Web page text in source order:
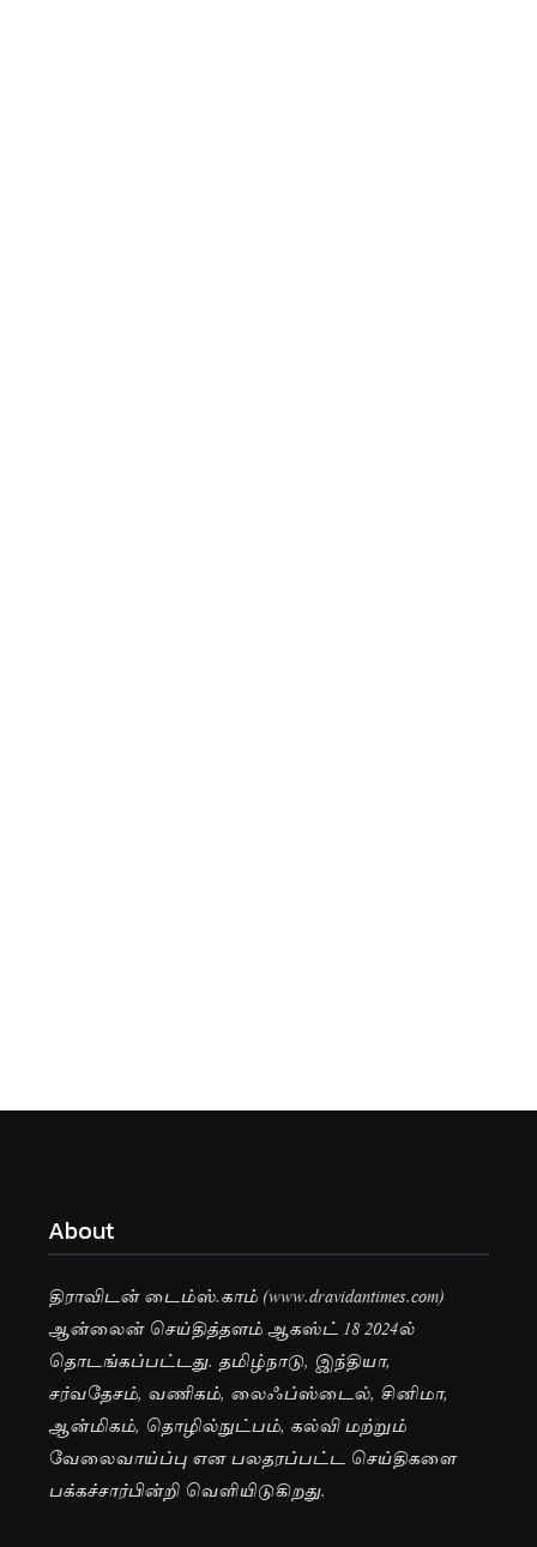
About
திராவிடன் டைம்ஸ்.காம் (www.dravidantimes.com)
ஆன்லைன் செய்தித்தளம் ஆகஸ்ட் 18 2024ல்
தொடங்கப்பட்டது. தமிழ்நாடு, இந்தியா,
சர்வதேசம், வணிகம், லைஃப்ஸ்டைல், சினிமா,
ஆன்மிகம், தொழில்நுட்பம், கல்வி மற்றும்
வேலைவாய்ப்பு என பலதரப்பட்ட செய்திகளை
பக்கச்சார்பின்றி வெளியிடுகிறது.